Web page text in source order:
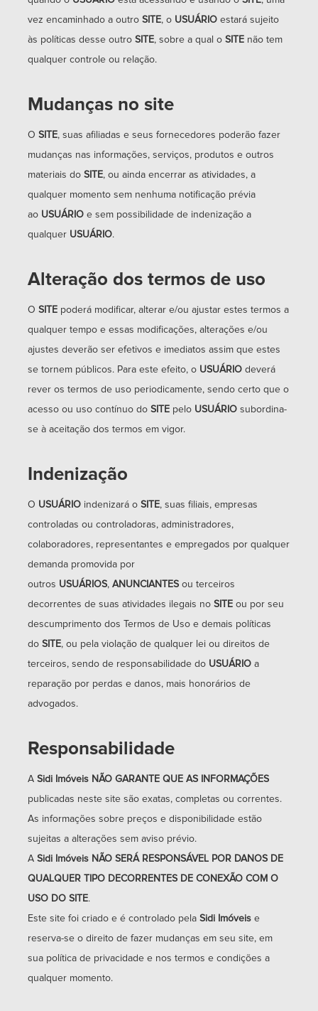
vez encaminhado a outro SITE, o USUÁRIO estará sujeito
às políticas desse outro SITE, sobre a qual o SITE não tem
qualquer controle ou relação.
Mudanças no site
O SITE, suas afiliadas e seus fornecedores poderão fazer
mudanças nas informações, serviços, produtos e outros
materiais do SITE, ou ainda encerrar as atividades, a
qualquer momento sem nenhuma notificação prévia
ao USUÁRIO e sem possibilidade de indenização a
qualquer USUÁRIO.
Alteração dos termos de uso
O SITE poderá modificar, alterar e/ou ajustar estes termos a
qualquer tempo e essas modificações, alterações e/ou
ajustes deverão ser efetivos e imediatos assim que estes
se tornem públicos. Para este efeito, o USUÁRIO deverá
rever os termos de uso periodicamente, sendo certo que o
acesso ou uso contínuo do SITE pelo USUÁRIO subordina-
se à aceitação dos termos em vigor.
Indenização
O USUÁRIO indenizará o SITE, suas filiais, empresas
controladas ou controladoras, administradores,
colaboradores, representantes e empregados por qualquer
demanda promovida por
outros USUÁRIOS, ANUNCIANTES ou terceiros
decorrentes de suas atividades ilegais no SITE ou por seu
descumprimento dos Termos de Uso e demais políticas
do SITE, ou pela violação de qualquer lei ou direitos de
terceiros, sendo de responsabilidade do USUÁRIO a
reparação por perdas e danos, mais honorários de
advogados.
Responsabilidade
A Sidi Imóveis NÃO GARANTE QUE AS INFORMAÇÕES
publicadas neste site são exatas, completas ou correntes.
As informações sobre preços e disponibilidade estão
sujeitas a alterações sem aviso prévio.
A Sidi Imóveis NÃO SERÁ RESPONSÁVEL POR DANOS DE
QUALQUER TIPO DECORRENTES DE CONEXÃO COM O
USO DO SITE.
Este site foi criado e é controlado pela Sidi Imóveis e
reserva-se o direito de fazer mudanças em seu site, em
sua política de privacidade e nos termos e condições a
qualquer momento.